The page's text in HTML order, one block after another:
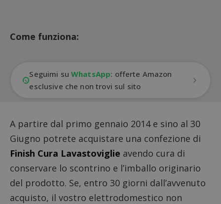
Come funziona:
Seguimi suWhatsApp: offerte Amazon
esclusive che non trovi sul sito
A partire dal primo gennaio 2014 e sino al 30
Giugno potrete acquistare una confezione di
Finish Cura Lavastoviglie avendo cura di
conservare lo scontrino e l’imballo originario
del prodotto. Se, entro 30 giorni dall’avvenuto
acquisto, il vostro elettrodomestico non